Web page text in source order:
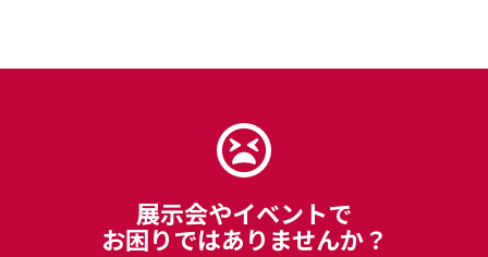
展示会やイベントで
お困りではありませんか？